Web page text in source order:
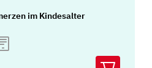
im Kindesalter